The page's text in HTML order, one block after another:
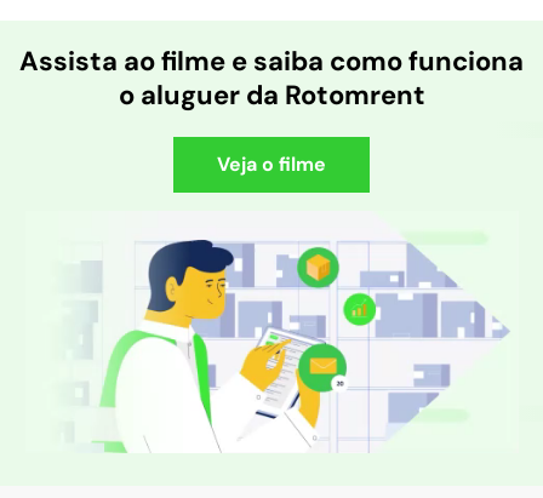
Assista ao filme e saiba como funciona
o aluguer da Rotomrent
Veja o filme